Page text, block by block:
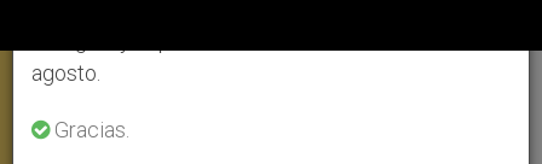
Intervención antes de rezar la oración
agosto.
Gracias.